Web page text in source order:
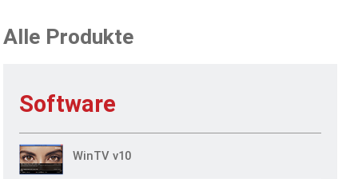
Alle Produkte
Software
WinTV v10